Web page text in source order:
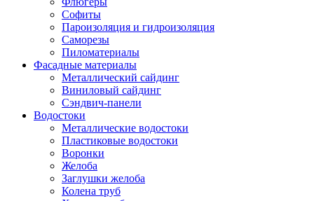
Софиты
Пароизоляция и гидроизоляция
Саморезы
Пиломатериалы
Фасадные материалы
Металлический сайдинг
Виниловый сайдинг
Сэндвич-панели
Водостоки
Металлические водостоки
Пластиковые водостоки
Воронки
Желоба
Заглушки желоба
Колена труб